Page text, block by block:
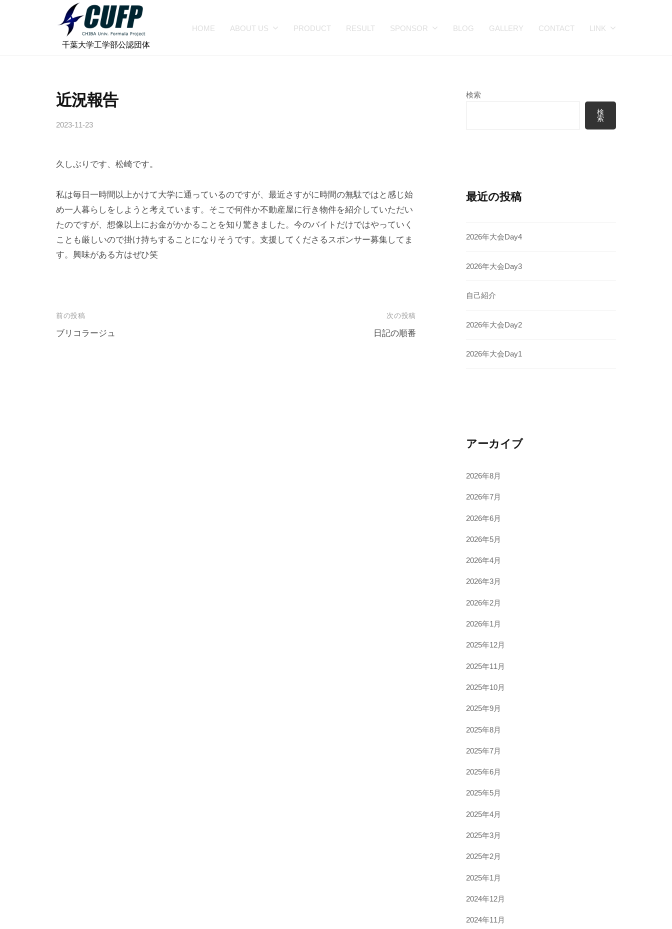
千
学
フ
ォ
ミ
ラ
プ
ロ
ジ
ェ
⠀千葉大学工学部公認団体
HOME ABOUT US PRODUCT RESULT SPONSOR BLOG GALLERY CONTACT LINK
近況報告
2023-11-23
h
b
a
o
r
久しぶりです、松崎です。
私は毎日一時間以上かけて大学に通っているのですが、最近さすがに時間の無駄ではと感じ始
め一人暮らしをしようと考えています。そこで何件か不動産屋に行き物件を紹介していただい
たのですが、想像以上にお金がかかることを知り驚きました。今のバイトだけではやっていく
ことも厳しいので掛け持ちすることになりそうです。支援してくださるスポンサー募集してま
す。興味がある方はぜひ笑
投
稿
前の投稿
ブリコラージュ
次の投稿
日記の順番
検索
検
索
最近の投稿
2026年大会Day4
2026年大会Day3
自己紹介
2026年大会Day2
2026年大会Day1
アーカイブ
2026年8月
2026年7月
2026年6月
2026年5月
2026年4月
2026年3月
2026年2月
2026年1月
2025年12月
2025年11月
2025年10月
2025年9月
2025年8月
2025年7月
2025年6月
2025年5月
2025年4月
2025年3月
2025年2月
2025年1月
2024年12月
2024年11月
ー
ュ
ジ
ク